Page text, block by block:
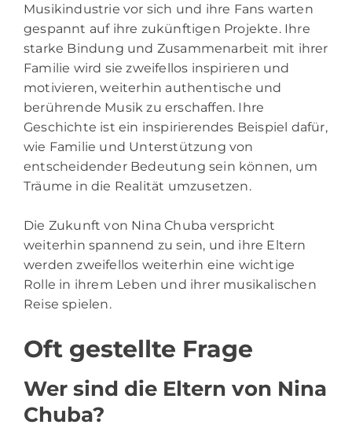
Musikindustrie vor sich und ihre Fans warten
gespannt auf ihre zukünftigen Projekte. Ihre
starke Bindung und Zusammenarbeit mit ihrer
Familie wird sie zweifellos inspirieren und
motivieren, weiterhin authentische und
berührende Musik zu erschaffen. Ihre
Geschichte ist ein inspirierendes Beispiel dafür,
wie Familie und Unterstützung von
entscheidender Bedeutung sein können, um
Träume in die Realität umzusetzen.
Die Zukunft von Nina Chuba verspricht
weiterhin spannend zu sein, und ihre Eltern
werden zweifellos weiterhin eine wichtige
Rolle in ihrem Leben und ihrer musikalischen
Reise spielen.
Oft gestellte Frage
Wer sind die Eltern von Nina
Chuba?